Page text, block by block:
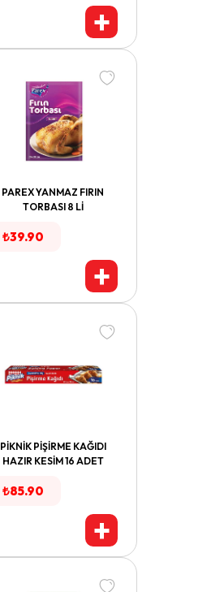
+
PAREX YANMAZ FIRIN
TORBASI 8 Lİ
₺39.90
+
PİKNİK PİŞİRME KAĞIDI
HAZIR KESİM 16 ADET
₺85.90
+